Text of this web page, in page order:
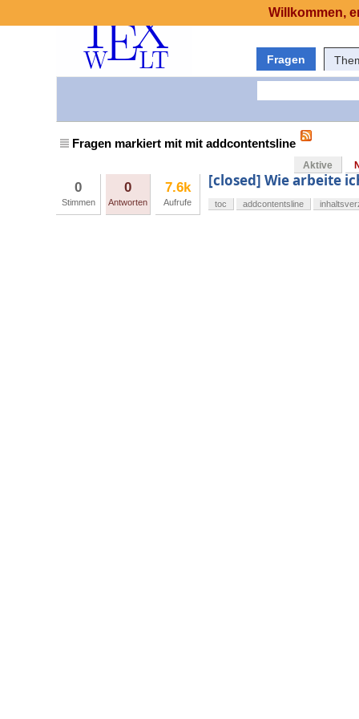
Fragen
Fragen markiert mit mit addcontentsline
Aktive
0
Stimmen
0
Antworten
7.6k
Aufrufe
[closed] Wie arbeite
toc addcontentsline
Willkommen,